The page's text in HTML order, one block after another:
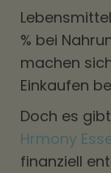
% bei
machen
Einkaufen
Doch es
Hrmony
finanziell